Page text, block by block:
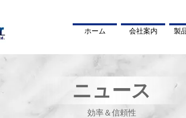
ホーム 会社案内 製
ニュース
効率＆信頼性